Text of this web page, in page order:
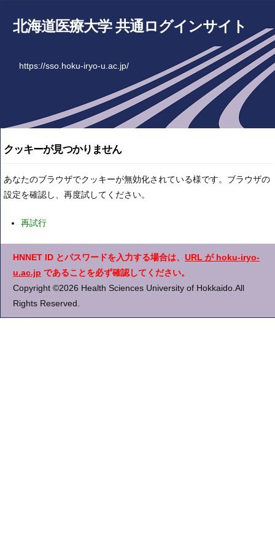
北海道医療大学 共通ログインサイト
https://sso.hoku-iryo-u.ac.jp/
クッキーが見つかりません
あなたのブラウザでクッキーが無効化されている様です。ブラウザの
設定を確認し、再度試してください。
再試行
HNNET ID とパスワードを入力する場合は、 URL が hoku-iryo-
u.ac.jp であることを必ず確認してください。
Copyright ©2026 Health Sciences University of Hokkaido.All
Rights Reserved.